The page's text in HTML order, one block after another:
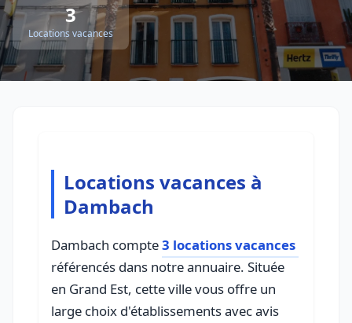
3
Locations vacances
Locations vacances à
Dambach
Dambach compte3 locations vacances
référencés dans notre annuaire. Située
en Grand Est, cette ville vous offre un
large choix d'établissements avec avis